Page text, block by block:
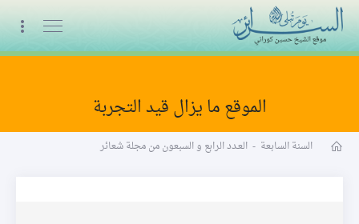
البث المباشر
الموقع ما يزال قيد التجربة
السنة السابعة - العـدد الرابع و السبعون من مجلة شعائر